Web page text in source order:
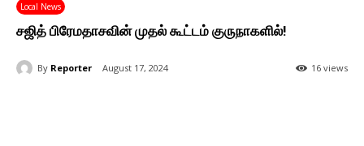
Local News
சஜித் பிரேமதாசவின் முதல் கூட்டம் குருநாகளில்!
16 views
By Reporter August 17, 2024